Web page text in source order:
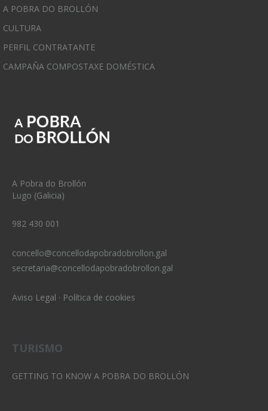
A POBRA DO BROLLÓN
CULTURA
PERFIL CONTRATANTE
CAMPAÑA COMPOSTAXE DOMÉSTICA
A Pobra do Brollón
Lugo (Galicia)
982 430 001
concello@concellodapobradobrollon.gal
secretaria@concellodapobradobrollon.gal
Aviso Legal · Política de cookies
TURISMO
GETTING TO KNOW A POBRA DO BROLLÓN